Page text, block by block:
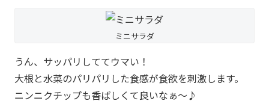
ミニサラダ
うん、サッパリしててウマい！
大根と水菜のパリパリした食感が食欲を刺激します。
ニンニクチップも香ばしくて良いなぁ～♪